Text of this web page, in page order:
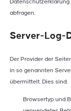
abfragen.
Server-Log-
Der Provider der
in so genannten
übermittelt. Dies sind:
Browsertyp und